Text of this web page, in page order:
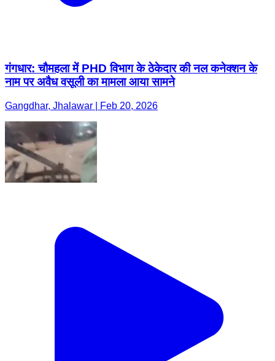
गंगधार: चौमहला में PHD विभाग के ठेकेदार की नल कनेक्शन के
नाम पर अवैध वसूली का मामला आया सामने
Gangdhar, Jhalawar | Feb 20, 2026